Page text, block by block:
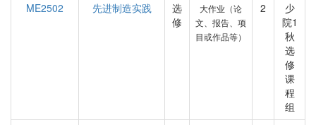
ME2502
先进制造实践
选
修
大作业（论
文、报告、项
目或作品等）
2
少
院1
秋
选
修
课
程
组